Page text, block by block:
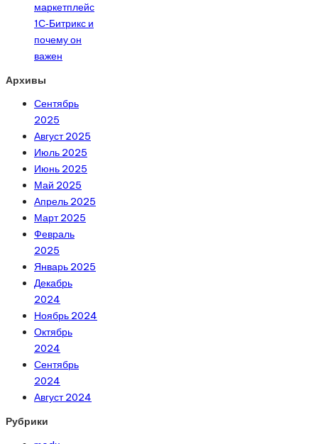
маркетплейс
1С‑Битрикс и
почему он
важен
Архивы
Сентябрь
2025
Август 2025
Июль 2025
Июнь 2025
Май 2025
Апрель 2025
Март 2025
Февраль
2025
Январь 2025
Декабрь
2024
Ноябрь 2024
Октябрь
2024
Сентябрь
2024
Август 2024
Рубрики